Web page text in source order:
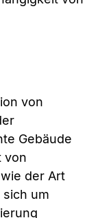
von
Gebäude
von
der Art
um